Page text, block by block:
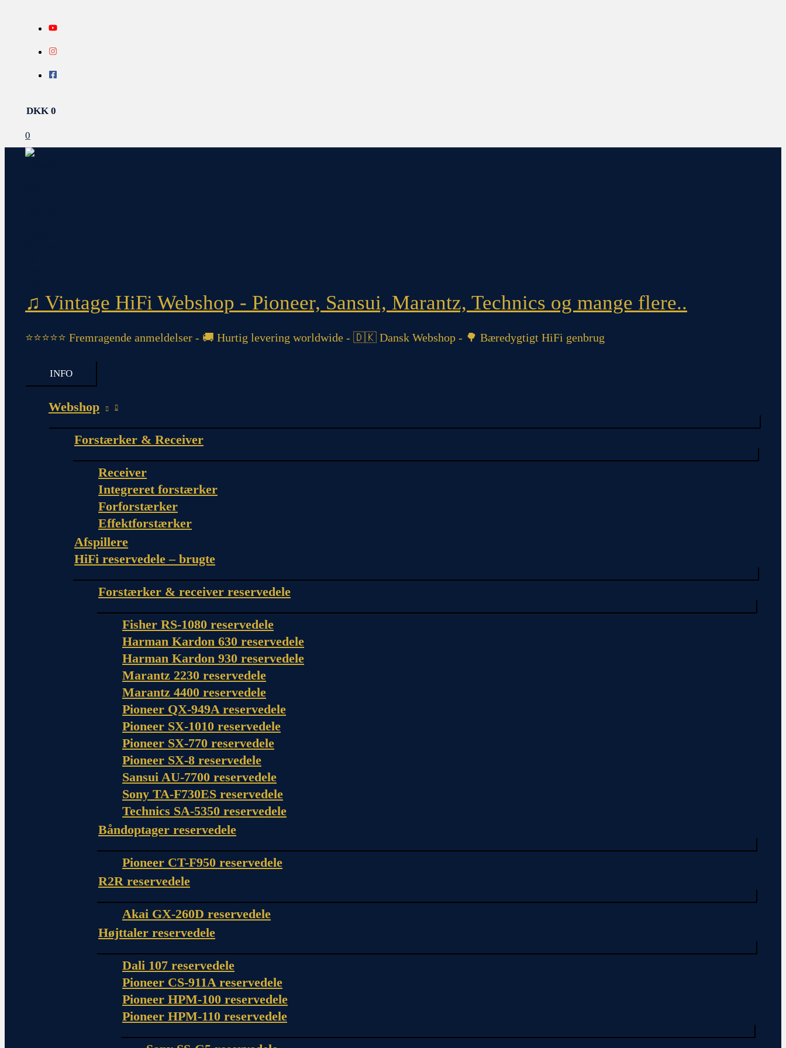
indholdet
DKK 0
0
♫ Vintage HiFi Webshop - Pioneer, Sansui, Marantz, Technics og mange flere..
⭐⭐⭐⭐⭐ Fremragende anmeldelser - 🚚 Hurtig levering worldwide - 🇩🇰 Dansk Webshop - 🌳 Bæredygtigt HiFi genbrug
INFO
Webshop
Forstærker & Receiver
Receiver
Integreret forstærker
Forforstærker
Effektforstærker
Afspillere
HiFi reservedele – brugte
Forstærker & receiver reservedele
Fisher RS-1080 reservedele
Harman Kardon 630 reservedele
Harman Kardon 930 reservedele
Marantz 2230 reservedele
Marantz 4400 reservedele
Pioneer QX-949A reservedele
Pioneer SX-1010 reservedele
Pioneer SX-770 reservedele
Pioneer SX-8 reservedele
Sansui AU-7700 reservedele
Sony TA-F730ES reservedele
Technics SA-5350 reservedele
Båndoptager reservedele
Pioneer CT-F950 reservedele
R2R reservedele
Akai GX-260D reservedele
Højttaler reservedele
Dali 107 reservedele
Pioneer CS-911A reservedele
Pioneer HPM-100 reservedele
Pioneer HPM-110 reservedele